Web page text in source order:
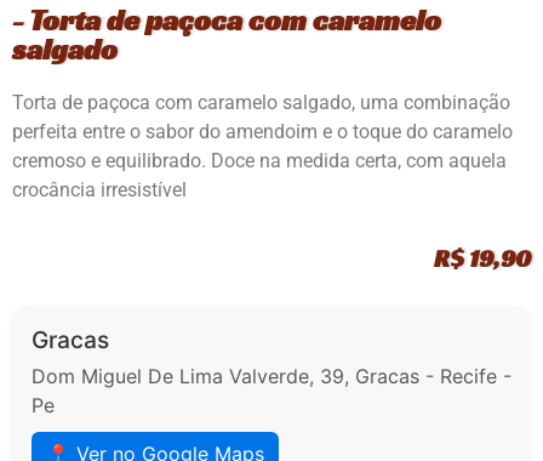
- Torta de paçoca com caramelo
salgado
Torta de paçoca com caramelo salgado, uma combinação
perfeita entre o sabor do amendoim e o toque do caramelo
cremoso e equilibrado. Doce na medida certa, com aquela
crocância irresistível
R$ 19,90
Gracas
Dom Miguel De Lima Valverde, 39, Gracas - Recife -
Pe
📍 Ver no Google Maps